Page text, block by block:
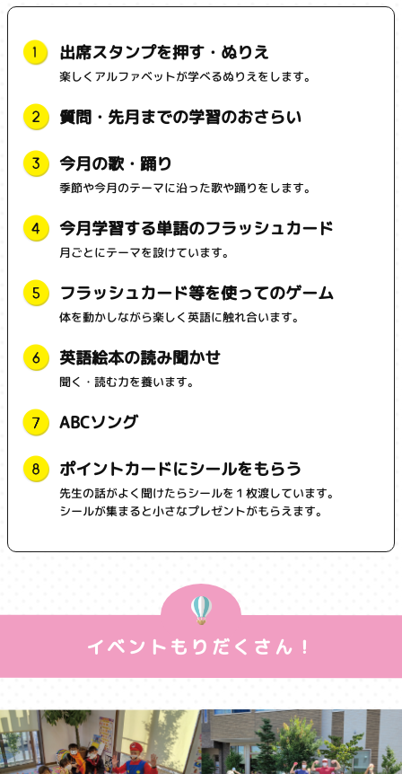
出席スタンプを押す・ぬりえ
楽しくアルファベットが学べるぬりえをします。
質問・先月までの学習のおさらい
今月の歌・踊り
季節や今月のテーマに沿った歌や踊りをします。
今月学習する単語のフラッシュカード
月ごとにテーマを設けています。
フラッシュカード等を使ってのゲーム
体を動かしながら楽しく英語に触れ合います。
英語絵本の読み聞かせ
聞く・読む力を養います。
ABCソング
ポイントカードにシールをもらう
先生の話がよく聞けたらシールを１枚渡しています。
シールが集まると小さなプレゼントがもらえます。
イベントもりだくさん！